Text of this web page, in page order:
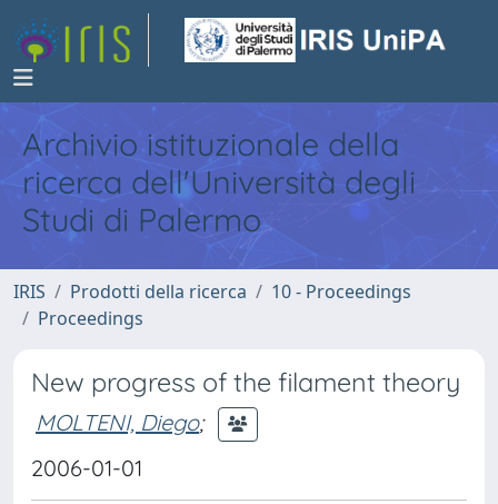
Archivio istituzionale della
ricerca dell'Università degli
Studi di Palermo
IRIS Prodotti della ricerca
10 - Proceedings
Proceedings
New progress of the filament theory
MOLTENI, Diego;
2006-01-01